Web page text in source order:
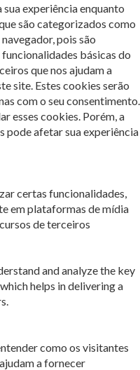
experiência enquanto
são categorizados como
pois são
básicas do
que nos ajudam a
site. Estes cookies serão
com o seu consentimento.
esses cookies. Porém, a
pode afetar sua experiência
certas funcionalidades,
em plataformas de mídia
de terceiros
and analyze the key
helps in delivering a
como os visitantes
a fornecer